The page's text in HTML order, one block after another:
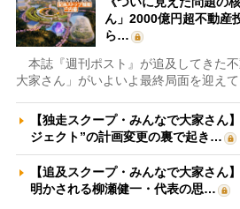
ん」2000億円超不動産
ら…
本誌『週刊ポスト』が追及してきた
大家さん」がいよいよ最終局面を迎え
【独走スクープ・みんなで大家さん
ジェクト”の計画変更の裏で起き…
【追及スクープ・みんなで大家さん
明かされる柳瀬健一・代表の思…